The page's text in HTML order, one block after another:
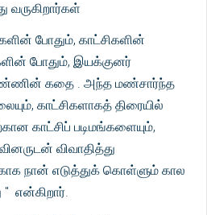
வருகிறார்கள்
போதும், காட்சிகளின்
போதும், இயக்குனர்
கதை . அந்த மண்சார்ந்த
காட்சிகளாகத் திரையில்
காட்சிப் படிமங்களையும்,
விவாதித்து
நான் எடுத்துக் கொள்ளும் கால
என்கிறார்.